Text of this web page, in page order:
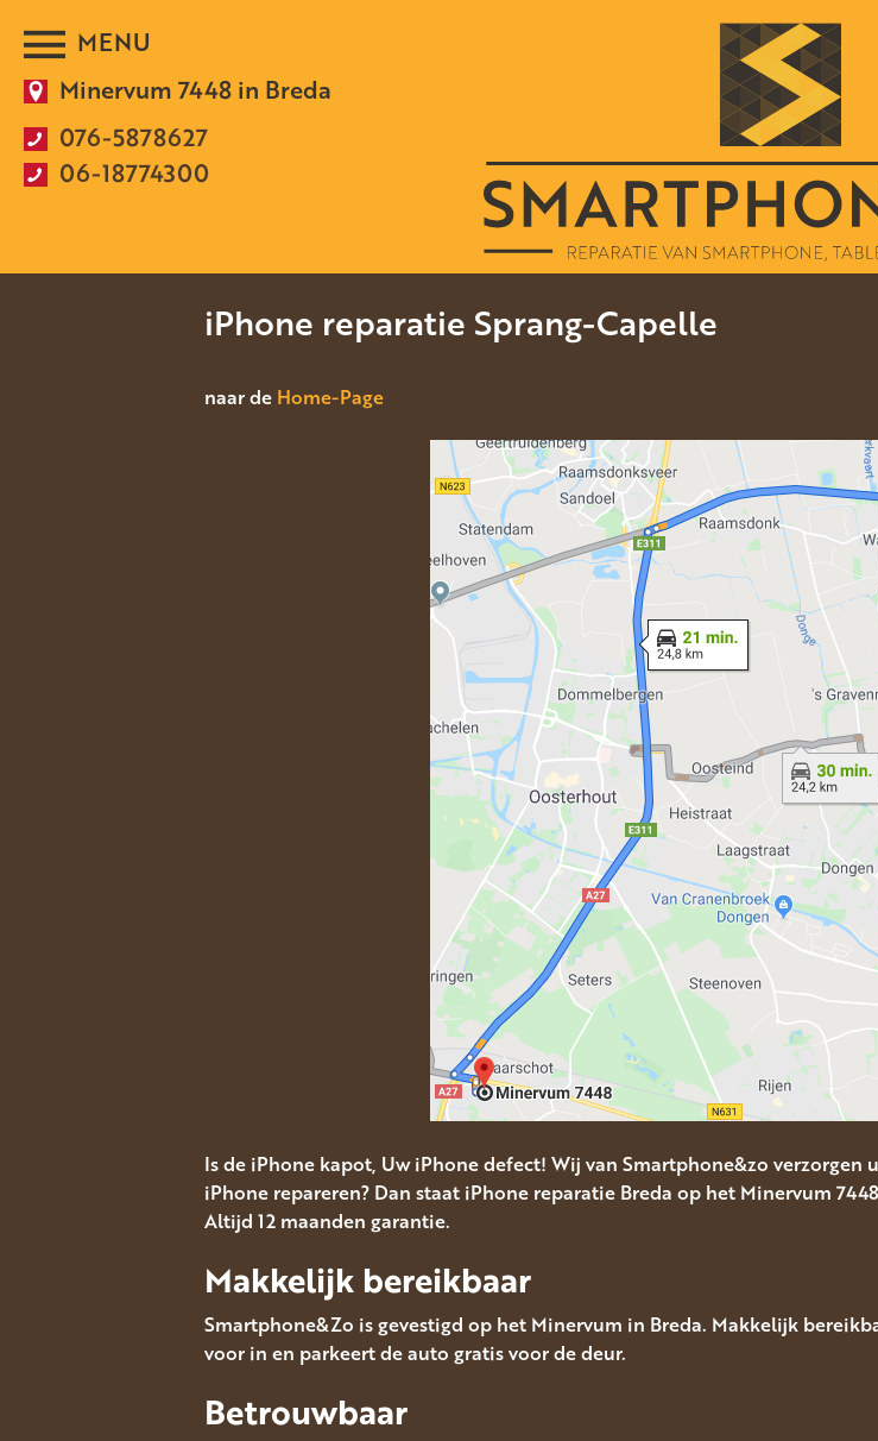
Minervum 7448 in Breda
076-5878627
06-18774300
iPhone reparatie Sprang-Capelle
naar de Home-Page
Is de iPhone kapot, Uw iPhone defect! Wij van Smartphone&zo
iPhone repareren? Dan staat iPhone reparatie Breda op het Minervum
Altijd 12 maanden garantie.
Makkelijk bereikbaar
Smartphone&Zo is gevestigd op het Minervum in Breda. Makkelijk
voor in en parkeert de auto gratis voor de deur.
Betrouwbaar